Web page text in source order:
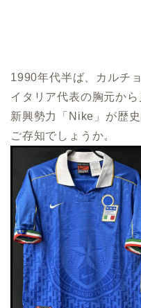
1990年代半ば、カルチ
イタリア代表の胸元か
新興勢力「Nike」が歴
ご存知でしょうか。